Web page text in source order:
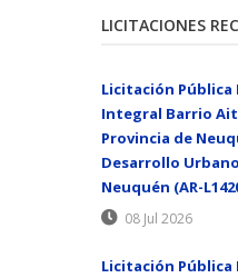
LICITACIONES
Licitación Pública
Integral Barrio
Provincia de
Desarrollo
Neuquén (AR-
08 Jul 2026
Licitación Pública